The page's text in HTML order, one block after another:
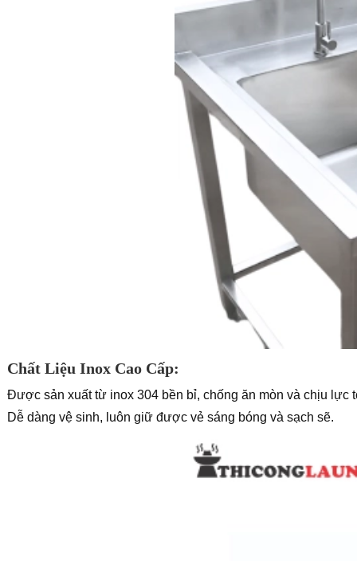
Chất Liệu Inox Cao Cấp:
Được sản xuất từ inox 304 bền bỉ, chống ăn mòn và chịu lực
Dễ dàng vệ sinh, luôn giữ được vẻ sáng bóng và sạch sẽ.